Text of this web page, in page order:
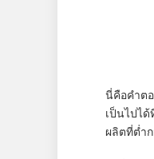
นี่คือคำต
เป็นไปไ
ผลิตที่ต่ำ